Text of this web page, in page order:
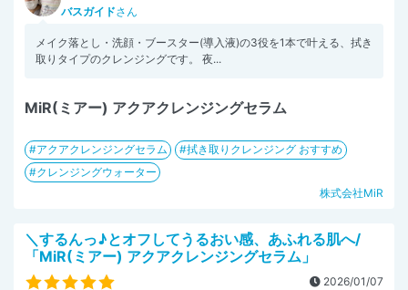
バスガイドさん
メイク落とし・洗顔・ブースター(導入液)の3役を1本で叶える、拭き
取りタイプのクレンジングです。 夜...
MiR(ミアー) アクアクレンジングセラム
アクアクレンジングセラム
拭き取りクレンジング おすすめ
クレンジングウォーター
株式会社MiR
＼するんっ♪とオフしてうるおい感、あふれる肌へ/
「MiR(ミアー) アクアクレンジングセラム」
2026/01/07